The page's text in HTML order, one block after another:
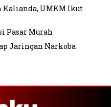
Kalianda, UMKM Ikut
Pasar Murah
Jaringan Narkoba